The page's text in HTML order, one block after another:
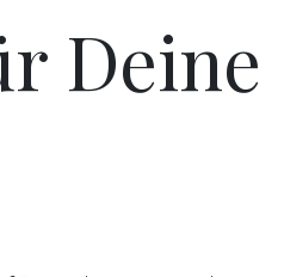
Deine